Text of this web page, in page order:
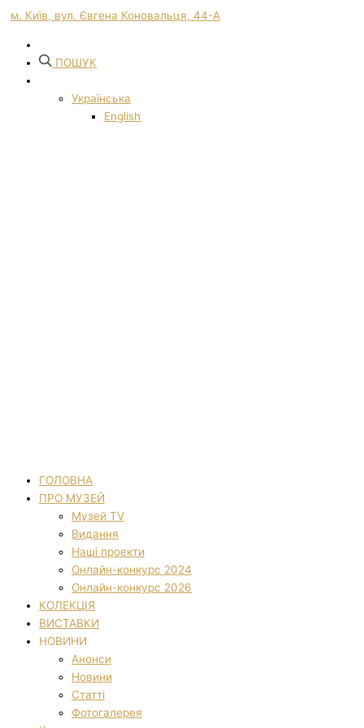
м. Київ, вул. Євгена Коновальця, 44-А
ПОШУК
Українська
English
ГОЛОВНА
ПРО МУЗЕЙ
Музей TV
Видання
Наші проекти
Онлайн-конкурс 2024
Онлайн-конкурс 2026
КОЛЕКЦІЯ
ВИСТАВКИ
НОВИНИ
Анонси
Новини
Статті
Фотогалерея